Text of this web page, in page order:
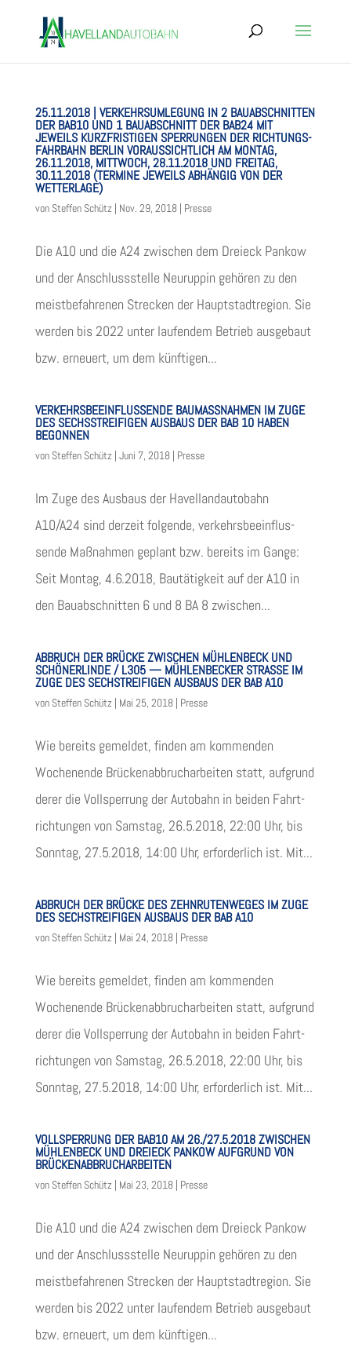
25.11.2018 | VER­KEHRS­UM­LE­GUNG IN 2 BAU­AB­SCHNIT­TEN
DER BAB10 UND 1 BAU­AB­SCHNITT DER BAB24 MIT
JEWEILS KURZ­FRIS­TI­GEN SPER­RUN­GEN DER RICH­TUNGS­
FAHR­BAHN BER­LIN VOR­AUS­SICHT­LICH AM MON­TAG,
26.11.2018, MITT­WOCH, 28.11.2018 UND FREI­TAG,
30.11.2018 (TER­MINE JEWEILS ABHÄN­GIG VON DER
WETTERLAGE)
von Steffen Schütz| Nov. 29, 2018| Presse
Die A10 und die A24 zwi­schen dem Drei­eck Pan­kow
und der Anschluss­stelle Neu­rup­pin gehö­ren zu den
meist­be­fah­re­nen Stre­cken der Haupt­stadt­re­gion. Sie
wer­den bis 2022 unter lau­fen­dem Betrieb aus­ge­baut
bzw. erneu­ert, um dem künf­ti­gen...
VERKEHRSBEEINFLUSSENDE BAUMASSNAHMEN IM ZUGE
DES SECHSSTREIFIGEN AUSBAUS DER BAB 10 HABEN
BEGONNEN
von Steffen Schütz| Juni 7, 2018| Presse
Im Zuge des Aus­baus der Havel­land­au­to­bahn
A10/A24 sind der­zeit fol­gende, ver­kehrs­be­ein­flus­
sende Maß­nah­men geplant bzw. bereits im Gange:
Seit Mon­tag, 4.6.2018, Bau­tä­tig­keit auf der A10 in
den Bau­ab­schnit­ten 6 und 8 BA 8 zwi­schen...
ABBRUCH DER BRÜCKE ZWISCHEN MÜHLENBECK UND
SCHÖNERLINDE / L305 — MÜHLENBECKER STRASSE IM
ZUGE DES SECHSTREIFIGEN AUSBAUS DER BAB A10
von Steffen Schütz| Mai 25, 2018| Presse
Wie bereits gemel­det, fin­den am kom­men­den
Wochen­ende Brü­cken­ab­bruch­ar­bei­ten statt, auf­grund
derer die Voll­sper­rung der Auto­bahn in bei­den Fahrt­
rich­tun­gen von Sams­tag, 26.5.2018, 22:00 Uhr, bis
Sonn­tag, 27.5.2018, 14:00 Uhr, erfor­der­lich ist. Mit...
ABBRUCH DER BRÜCKE DES ZEHNRUTENWEGES IM ZUGE
DES SECHSTREIFIGEN AUSBAUS DER BAB A10
von Steffen Schütz| Mai 24, 2018| Presse
Wie bereits gemel­det, fin­den am kom­men­den
Wochen­ende Brü­cken­ab­bruch­ar­bei­ten statt, auf­grund
derer die Voll­sper­rung der Auto­bahn in bei­den Fahrt­
rich­tun­gen von Sams­tag, 26.5.2018, 22:00 Uhr, bis
Sonn­tag, 27.5.2018, 14:00 Uhr, erfor­der­lich ist. Mit...
VOLLSPERRUNG DER BAB10 AM 26./27.5.2018 ZWISCHEN
MÜHLENBECK UND DREIECK PANKOW AUFGRUND VON
BRÜCKENABBRUCHARBEITEN
von Steffen Schütz| Mai 23, 2018| Presse
Die A10 und die A24 zwi­schen dem Drei­eck Pan­kow
und der Anschluss­stelle Neu­rup­pin gehö­ren zu den
meist­be­fah­re­nen Stre­cken der Haupt­stadt­re­gion. Sie
wer­den bis 2022 unter lau­fen­dem Betrieb aus­ge­baut
bzw. erneu­ert, um dem künf­ti­gen...